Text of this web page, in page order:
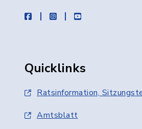
facebookinstagramyoutube
Quicklinks
Ratsinformation,
Amtsblatt